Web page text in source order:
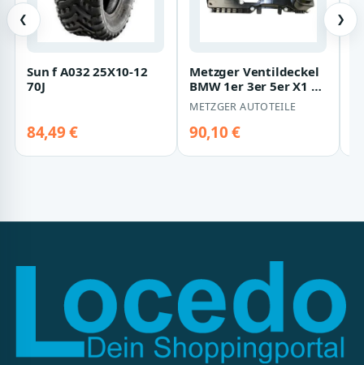
❮
Sun f A032 25X10-12
70J
84,49 €
Metzger Ventildeckel
BMW 1er 3er 5er X1 X3
Z4 2,0
METZGER AUTOTEILE
90,10 €
❯